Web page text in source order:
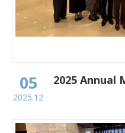
05
2025.12